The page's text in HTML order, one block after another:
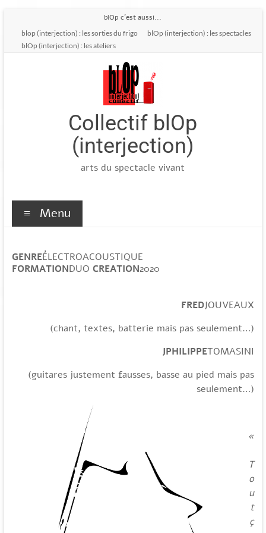
contenu
blOp c'est aussi...
blop (interjection) : les sorties du frigo
blOp (interjection) : les spectacles
blOp (interjection) : les ateliers
Collectif blOp
(interjection)
arts du spectacle vivant
Menu
GENREÉLECTROACOUSTIQUE
FORMATIONDUO CREATION2020
FREDJOUVEAUX
(chant, textes, batterie mais pas seulement…)
JPHILIPPETOMASINI
(guitares justement fausses, basse au pied mais pas
seulement…)
«
T
o
u
t
ç